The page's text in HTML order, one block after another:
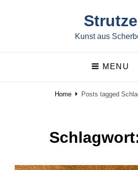
Strutze
Kunst aus
MENU
Home Posts tagged